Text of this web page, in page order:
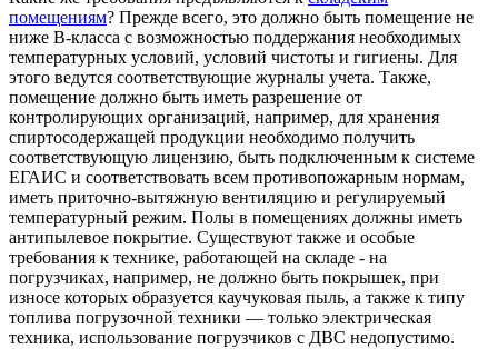
помещениям? Прежде всего, это должно быть помещение не
ниже B-класса с возможностью поддержания необходимых
температурных условий, условий чистоты и гигиены. Для
этого ведутся соответствующие журналы учета. Также,
помещение должно быть иметь разрешение от
контролирующих организаций, например, для хранения
спиртосодержащей продукции необходимо получить
соответствующую лицензию, быть подключенным к системе
ЕГАИС и соответствовать всем противопожарным нормам,
иметь приточно-вытяжную вентиляцию и регулируемый
температурный режим. Полы в помещениях должны иметь
антипылевое покрытие. Существуют также и особые
требования к технике, работающей на складе - на
погрузчиках, например, не должно быть покрышек, при
износе которых образуется каучуковая пыль, а также к типу
топлива погрузочной техники — только электрическая
техника, использование погрузчиков с ДВС недопустимо.